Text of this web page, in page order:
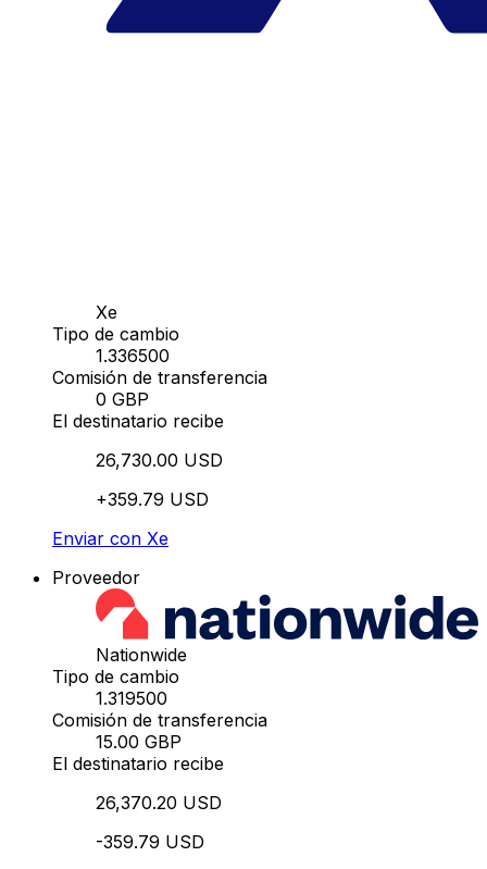
Xe
Tipo de cambio
1.336500
Comisión de transferencia
0 GBP
El destinatario recibe
26,730.00 USD
+359.79 USD
Enviar con Xe
Proveedor
Nationwide
Tipo de cambio
1.319500
Comisión de transferencia
15.00 GBP
El destinatario recibe
26,370.20 USD
-359.79 USD